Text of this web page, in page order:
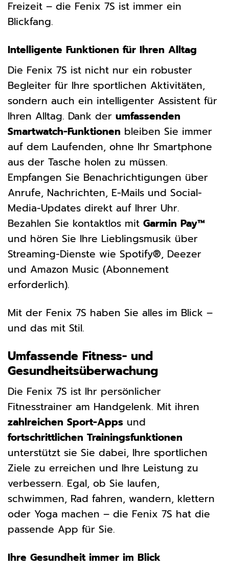
Freizeit – die Fenix 7S ist immer ein
Blickfang.
Intelligente Funktionen für Ihren Alltag
Die Fenix 7S ist nicht nur ein robuster
Begleiter für Ihre sportlichen Aktivitäten,
sondern auch ein intelligenter Assistent für
Ihren Alltag. Dank der umfassenden
Smartwatch-Funktionen bleiben Sie immer
auf dem Laufenden, ohne Ihr Smartphone
aus der Tasche holen zu müssen.
Empfangen Sie Benachrichtigungen über
Anrufe, Nachrichten, E-Mails und Social-
Media-Updates direkt auf Ihrer Uhr.
Bezahlen Sie kontaktlos mit Garmin Pay™
und hören Sie Ihre Lieblingsmusik über
Streaming-Dienste wie Spotify®, Deezer
und Amazon Music (Abonnement
erforderlich).
Mit der Fenix 7S haben Sie alles im Blick –
und das mit Stil.
Umfassende Fitness- und
Gesundheitsüberwachung
Die Fenix 7S ist Ihr persönlicher
Fitnesstrainer am Handgelenk. Mit ihren
zahlreichen Sport-Apps und
fortschrittlichen Trainingsfunktionen
unterstützt sie Sie dabei, Ihre sportlichen
Ziele zu erreichen und Ihre Leistung zu
verbessern. Egal, ob Sie laufen,
schwimmen, Rad fahren, wandern, klettern
oder Yoga machen – die Fenix 7S hat die
passende App für Sie.
Ihre Gesundheit immer im Blick